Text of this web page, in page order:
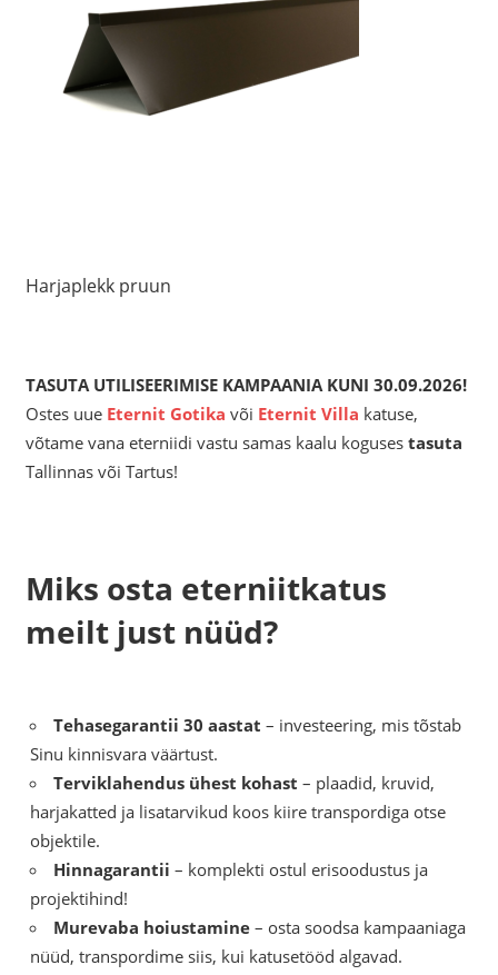
Harjaplekk pruun
TASUTA UTILISEERIMISE KAMPAANIA KUNI 30.09.2026!
Ostes uue Eternit Gotika või Eternit Villa katuse,
võtame vana eterniidi vastu samas kaalu koguses tasuta
Tallinnas või Tartus!
Miks osta eterniitkatus
meilt just nüüd?
Tehasegarantii 30 aastat – investeering, mis tõstab
Sinu kinnisvara väärtust.
Terviklahendus ühest kohast – plaadid, kruvid,
harjakatted ja lisatarvikud koos kiire transpordiga otse
objektile.
Hinnagarantii – komplekti ostul erisoodustus ja
projektihind!
Murevaba hoiustamine – osta soodsa kampaaniaga
nüüd, transpordime siis, kui katusetööd algavad.